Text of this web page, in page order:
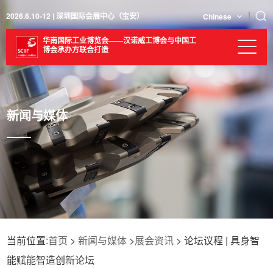
2026.6.10-12 | 深圳国际会展中心（宝安） Chinese
华南国际工业博览会——汉诺威工博会与中国工
博会承办方联合打造
新闻与媒体
当前位置:首页 >新闻与媒体 >展会资讯 > 论坛议程 | 具身智
能赋能智造创新论坛